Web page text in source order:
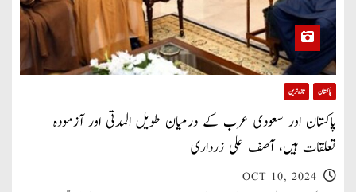
پاکستان تازہ ترین
پاکستان اور سعودی عرب کے درمیان طویل المدتی اور آزمودہ
تعلقات ہیں، آصف علی زرداری
OCT 10, 2024